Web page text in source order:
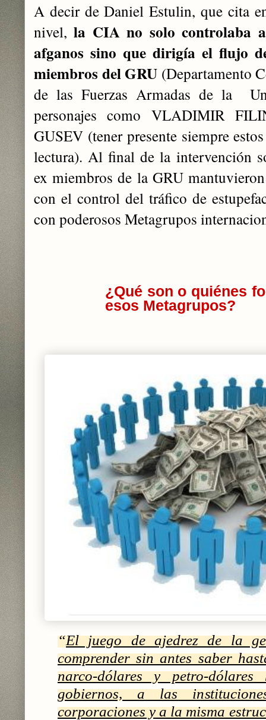
A decir de Daniel Estulin, que cita
nivel,la CIA no solo controlaba
afganos sino que dirigía el flujo
miembros del GRU (Departamento
de las Fuerzas Armadas de la
personajes como VLADIMIR
GUSEV (tener presente siempre
lectura). Al final de la intervención
ex miembros de la GRU
con el control del tráfico de
con poderosos Metagrupos
¿Qué son o quiénes
esos Metagrupos?
“El juego de ajedrez de la
comprender sin antes saber
narco-dólares y petro-
gobiernos, a las
corporaciones y a la misma